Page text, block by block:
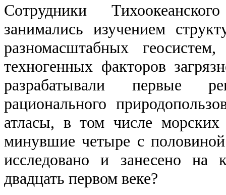
Сотрудники
занимались изучением
разномасштабных
техногенных факторов
разрабатывали первые
рационального
атласы, в том числе морских
минувшие четыре с половиной
исследовано и занесено на
двадцать первом веке?